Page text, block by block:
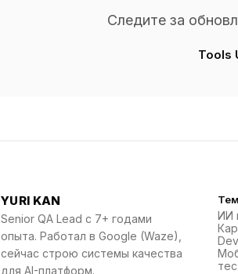
Следите за
Tools
YURI KAN
Senior QA Lead с 7+ годами
опыта. Работал в Google (Waze),
сейчас строю системы качества
для AI-платформ.
ИИ